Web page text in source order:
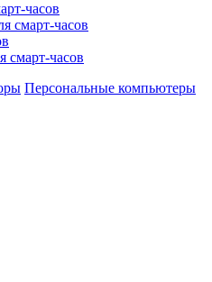
часов
смарт-часов
смарт-часов
Персональные компьютеры